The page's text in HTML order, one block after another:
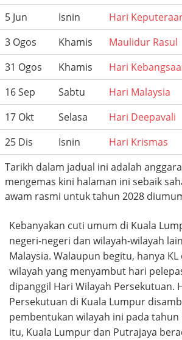
5 Jun
Isnin
Hari
3 Ogos
Khamis
Maulidur Rasul
31 Ogos
Khamis
Hari
16 Sep
Sabtu
Hari Malaysia
17 Okt
Selasa
Hari Deepavali
25 Dis
Isnin
Hari Krismas
Tarikh dalam jadual ini adalah
mengemas kini halaman ini sebaik
awam rasmi untuk tahun 2028
Kebanyakan cuti umum di Kuala
negeri-negeri dan wilayah-wilayah
Malaysia. Walaupun begitu, hanya
wilayah yang menyambut hari
dipanggil Hari Wilayah Persekutuan.
Persekutuan di Kuala Lumpur
pembentukan wilayah ini pada tahun
itu, Kuala Lumpur dan Putrajaya